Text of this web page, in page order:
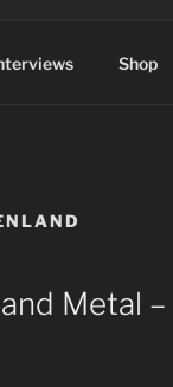
Shop
Metal